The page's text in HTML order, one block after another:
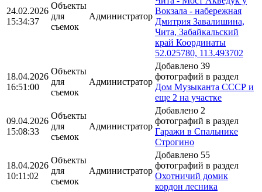
24.02.2026
15:34:37
Объекты
для
съемок
Администратор
Вокзала - набережная
Дмитрия Завалишина,
Чита, Забайкальский
край Координаты
52.025780, 113.493702
18.04.2026
16:51:00
Объекты
для
съемок
Администратор
Добавлено 39
фотографий в раздел
Дом Музыканта СССР и
еще 2 на участке
09.04.2026
15:08:33
Объекты
для
съемок
Администратор
Добавлено 2
фотографий в раздел
Гаражи в Спальнике
Строгино
18.04.2026
10:11:02
Объекты
для
съемок
Администратор
Добавлено 55
фотографий в раздел
Охотничий домик
кордон лесника